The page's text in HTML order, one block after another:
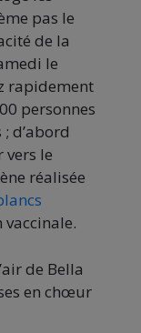
pas le
de la
le
rapidement
personnes
d’abord
le
réalisée
de Bella
en chœur